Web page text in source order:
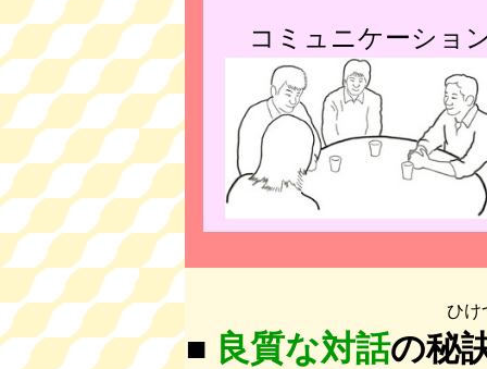
コミュニケーショ
ひけ
■ 良質な対話の秘